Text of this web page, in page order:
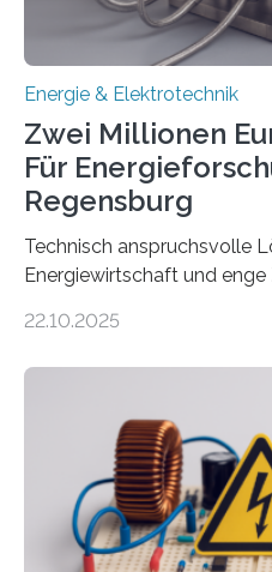
Energie & Elektrotechnik
Zwei Millionen
Für
Regensburg
Technisch anspruchsvolle
Energiewirtschaft und
neuen EU-geförderten
Energietechnologien
Sozialfonds Plus (ESF+)
Gesamtsumme von mehr
Damit zählt die
Gewinnerinnen der
Bayerischen
22.10.2025